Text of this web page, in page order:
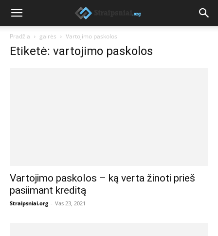
Pradžia gairės Vartojimo paskolos
Etiketė: vartojimo paskolos
Vartojimo paskolos – ką verta žinoti prieš
pasiimant kreditą
Straipsniai.org - Vas 23, 2021